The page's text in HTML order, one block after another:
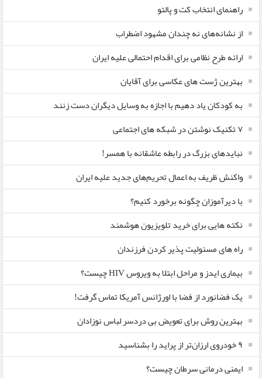
راهنمای انتخاب کت و پالتو
از نشانه‌های نه چندان مشهود اضطراب
ارائه طرح نظامی برای اقدام احتمالی علیه ایران
بهترین ژست های عکاسی برای آقایان
به کودکان یاد دهیم با اجازه به وسایل دیگران دست زنند
۷ تکنیک نوشتن در شبکه های اجتماعی
نبایدهای بزرگ در رابطه عاشقانه با همسر!
واکنش ظریف به اعمال تحریم‌های جدید علیه ایران
با دیرآموزان چگونه برخورد کنیم؟
نکته هایی برای خرید تلویزیون هوشمند
راه های مسئولیت پذیر کردن فرزندان
بیماری ایدز و مراحل ابتلا به ویروس HIV چیست؟
یک فضانورد از فضا با اورژانس آمریکا تماس گرفت!
بهترین روش برای تعویض بی دردسر لباس نوزادان
٩ خودروی ارزان‌تر از پراید را بشناسید
ایمنی درمانی سرطان چیست؟